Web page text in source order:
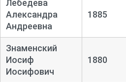
Лебедева
Александра
Андреевна
1885
Знаменский
Иосиф
Иосифович
1880